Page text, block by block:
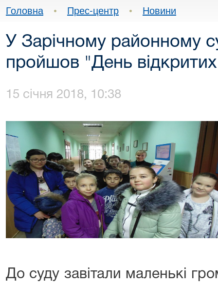
Головна • Прес-центр • Новини
У Зарічному районному
пройшов "День
15 січня 2018, 10:38
До суду завітали маленькі